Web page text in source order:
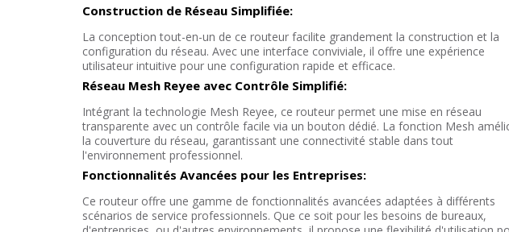
Construction de Réseau Simplifiée:
La conception tout-en-un de ce routeur facilite grandement la construction et la
configuration du réseau. Avec une interface conviviale, il offre une expérience
utilisateur intuitive pour une configuration rapide et efficace.
Réseau Mesh Reyee avec Contrôle Simplifié:
Intégrant la technologie Mesh Reyee, ce routeur permet une mise en réseau
transparente avec un contrôle facile via un bouton dédié. La fonction Mesh
la couverture du réseau, garantissant une connectivité stable dans tout
l'environnement professionnel.
Fonctionnalités Avancées pour les Entreprises:
Ce routeur offre une gamme de fonctionnalités avancées adaptées à différents
scénarios de service professionnels. Que ce soit pour les besoins de bureaux,